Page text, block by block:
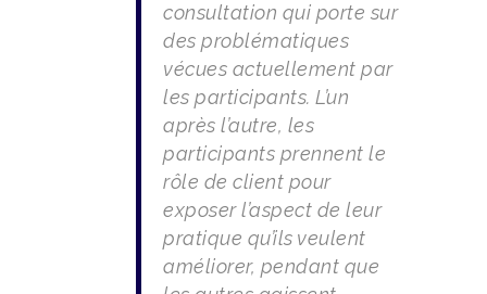
consultation qui porte sur
des problématiques
vécues actuellement par
les participants. L’un
après l’autre, les
participants prennent le
rôle de client pour
exposer l’aspect de leur
pratique qu’ils veulent
améliorer, pendant que